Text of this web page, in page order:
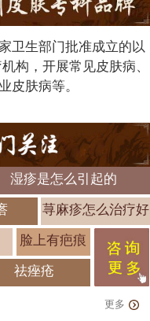
卫生部门批准成立的以
构，开展常见皮肤病、
皮肤病等。
湿疹是怎么引起的
荨麻疹怎么治疗好
脸上有疤痕
祛痤疮
更多